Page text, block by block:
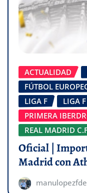
ACTUALIDAD
FÚTBOL
LIGA F
LIGA
PRIMERA
REAL MADRID
Oficial |
Madrid con